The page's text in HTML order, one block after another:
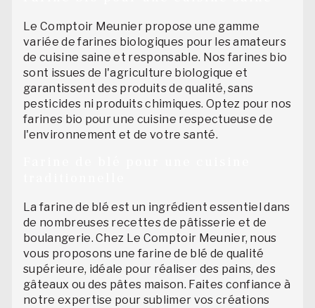
Le Comptoir Meunier propose une gamme
variée de farines biologiques pour les amateurs
de cuisine saine et responsable. Nos farines bio
sont issues de l'agriculture biologique et
garantissent des produits de qualité, sans
pesticides ni produits chimiques. Optez pour nos
farines bio pour une cuisine respectueuse de
l'environnement et de votre santé.
La farine de blé est un ingrédient essentiel dans
de nombreuses recettes de pâtisserie et de
boulangerie. Chez Le Comptoir Meunier, nous
vous proposons une farine de blé de qualité
supérieure, idéale pour réaliser des pains, des
gâteaux ou des pâtes maison. Faites confiance à
notre expertise pour sublimer vos créations